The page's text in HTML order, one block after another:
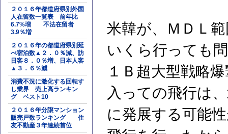
２０１６年都道府県別外国
人在留数一覧表 前年比
6.7%増 不法在留者
3.9％増
２０１６年の都道府県別延
べ宿泊数▲２．０％減、訪
日客８．０％増、日本人客
▲３．６％減
消費不況に激化する回転す
し業界 売上高ランキン
グ ベスト10
２０１６年分譲マンション
販売戸数ランキング 住
友不動産３年連続首位
米韓が、ＭＤＬ
いくら行っても
１Ｂ超大型戦略
入っての飛行は
に発展する可能